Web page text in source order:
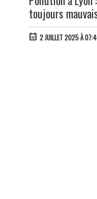
toujours
2 JUILLET 2025 À